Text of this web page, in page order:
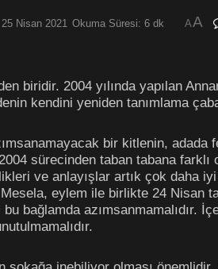
25 Nisan 2021 Okuma Süresi: 6 dk AA
biridir. 2004 yılında yapılan
kendini yeniden tanımlama
bir kitlenin,
sürecinden taban tabana
ve anlayışlar artık çok daha
eylem ile birlikte 24 Nisan
bağlamda azımsanmamalıdır.